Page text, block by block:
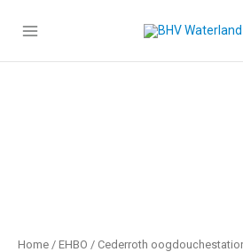
naar
Home / EHBO / Cederroth